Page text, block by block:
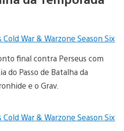
final contra Perseus com
do Passo de Batalha da
e o Grav.